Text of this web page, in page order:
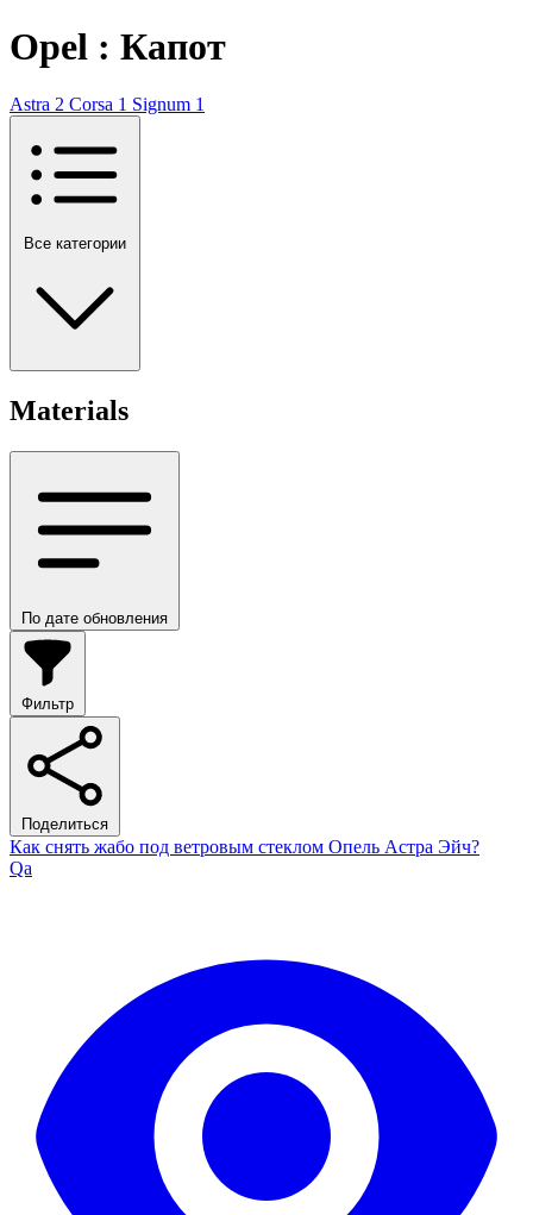
Opel : Капот
Astra 2 Corsa 1 Signum 1
Все категории
Materials
По дате обновления
Фильтр
Поделиться
Как снять жабо под ветровым стеклом Опель Астра Эйч?
Qa